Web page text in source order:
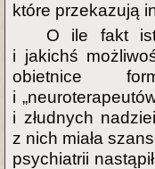
które przekazują
O ile fakt
i jakichś
obietnice
i
i złudnych
z nich miała
psychiatrii